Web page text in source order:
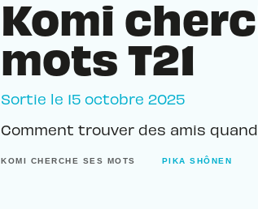
Komi
mots T21
Sortie le 15 octobre 2025
Comment trouver des amis
KOMI CHERCHE SES MOTS PIKA SHÔNEN